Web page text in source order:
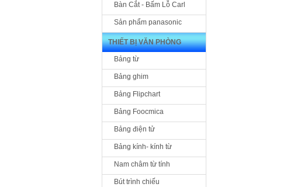
Bàn Cắt - Bấm Lỗ Carl
Sản phẩm panasonic
THIẾT BỊ VĂN PHÒNG
Bảng từ
Bảng ghim
Bảng Flipchart
Bảng Foocmica
Bảng điện tử
Bảng kính- kính từ
Nam châm từ tính
Bút trình chiếu